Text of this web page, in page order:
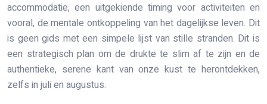
accommodatie, een uitgekiende timing voor activiteiten en
vooral, de mentale ontkoppeling van het dagelijkse leven. Dit
is geen gids met een simpele lijst van stille stranden. Dit is
een strategisch plan om de drukte te slim af te zijn en de
authentieke, serene kant van onze kust te herontdekken,
zelfs in juli en augustus.